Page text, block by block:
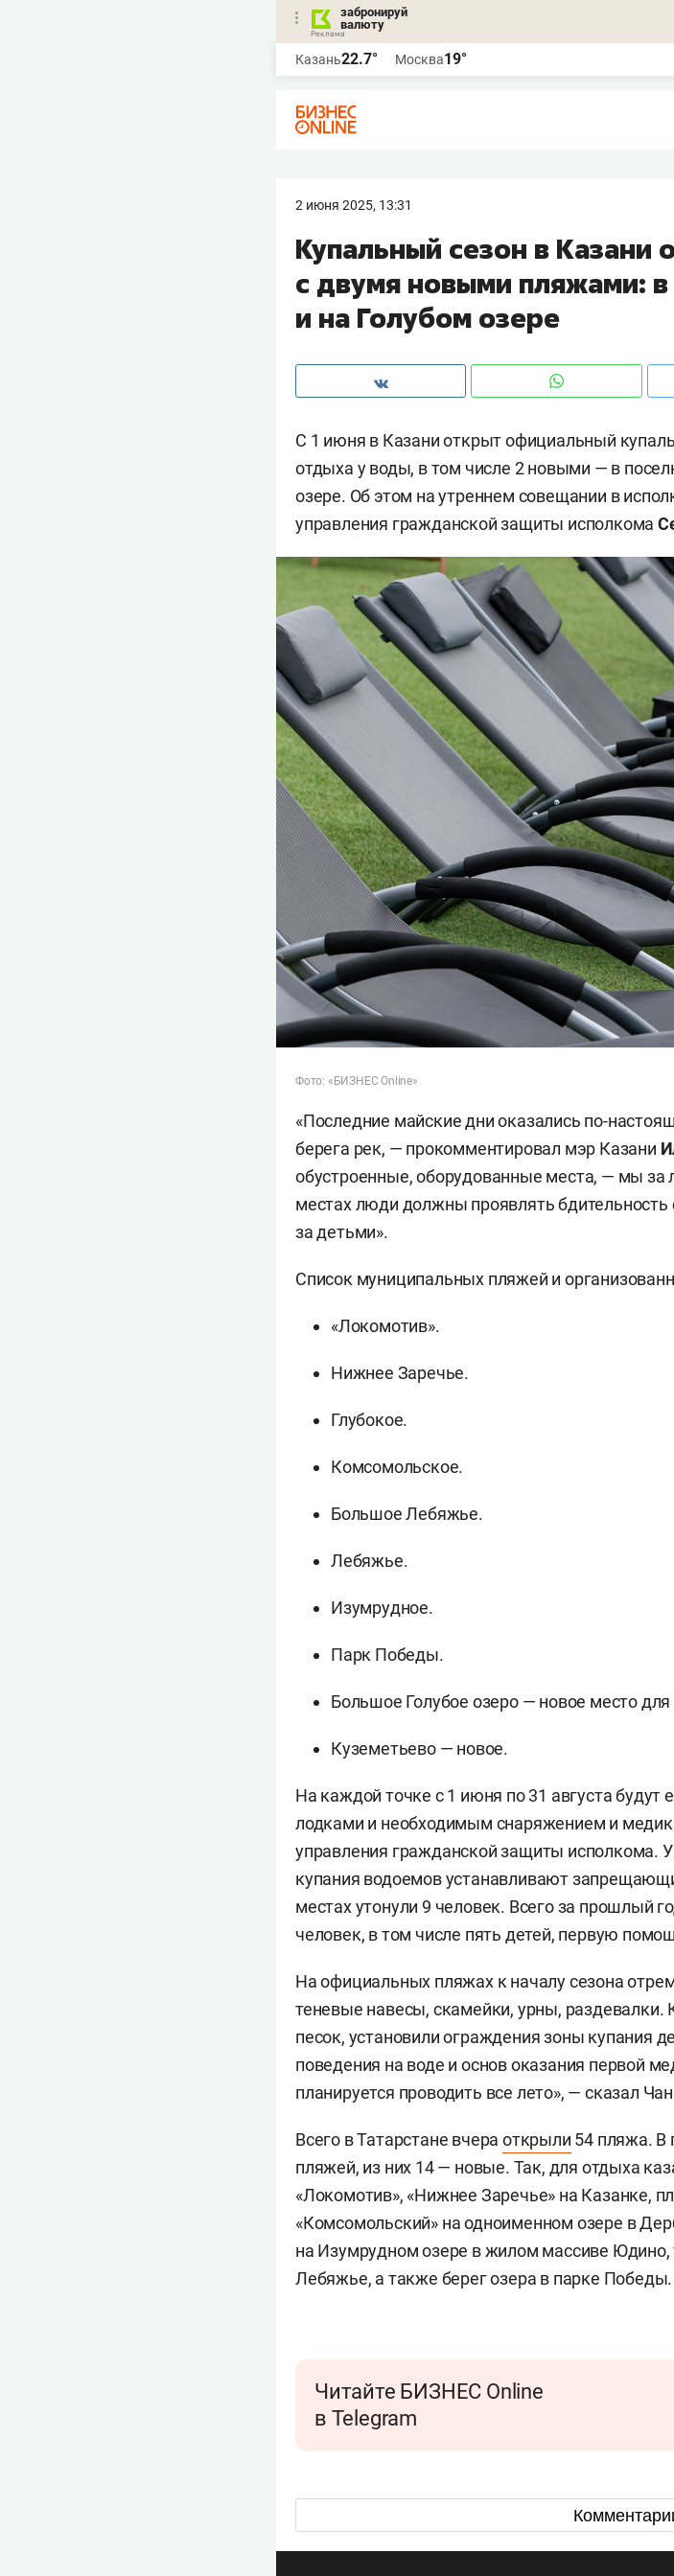
забронируй
валюту
Казань22.7° Москва19°
2 июня 2025, 13:31
Купальный сезон в Казани
с двумя новыми пляжами:
и на Голубом озере
С 1 июня в Казани открыт официальный
отдыха у воды, в том числе 2 новыми — в
озере. Об этом на утреннем совещании в
управления гражданской защиты исполкома
Фото: «БИЗНЕС Online»
«Последние майские дни оказались по-
берега рек, — прокомментировал мэр Казани
обустроенные, оборудованные места, — мы за
местах люди должны проявлять бдительность
за детьми».
Список муниципальных пляжей и
«Локомотив».
Нижнее Заречье.
Глубокое.
Комсомольское.
Большое Лебяжье.
Лебяжье.
Изумрудное.
Парк Победы.
Большое Голубое озеро — новое место для
Куземетьево — новое.
На каждой точке с 1 июня по 31 августа будут
лодками и необходимым снаряжением и
управления гражданской защиты исполкома.
купания водоемов устанавливают
местах утонули 9 человек. Всего за прошлый
человек, в том числе пять детей, первую
На официальных пляжах к началу сезона
теневые навесы, скамейки, урны, раздевалки.
песок, установили ограждения зоны купания
поведения на воде и основ оказания первой
планируется проводить все лето», — сказал
Всего в Татарстане вчераоткрыли 54 пляжа. В
пляжей, из них 14 — новые. Так, для отдыха
«Локомотив», «Нижнее Заречье» на Казанке,
«Комсомольский» на одноименном озере в
на Изумрудном озере в жилом массиве
Лебяжье, а также берег озера в парке Победы.
Читайте БИЗНЕС Online
в Telegram